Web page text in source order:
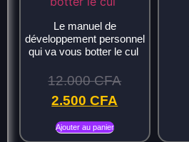
Le manuel de
développement personnel
qui va vous botter le cul
12.000CFA
2.500CFA
Ajouter au panier